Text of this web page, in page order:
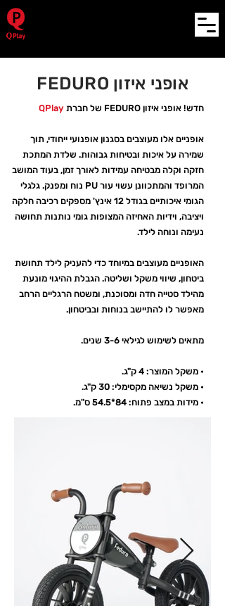
אופני איזון FEDURO
חדש! אופני איזון FEDURO של חברת QPlay
אופניים אלו מעוצבים בסגנון אופנועי ייחודי, תוך
שמירה על איכות ובטיחות גבוהות. שלדת המתכת
חזקה וקלה מבטיחה עמידות לאורך זמן, בעוד המושב
המרופד והמתכוונן עשוי עור PU נוח ומפנק. גלגלי
הגומי איכותיים בגודל 12 אינץ' מספקים רכיבה חלקה
ויציבה, וידיות האחיזה המצופות גומי נותנות תחושה
נעימה ונוחה לילד.
האופניים מעוצבים במיוחד כדי להעניק לילד תחושת
ביטחון, שיווי משקל ושליטה. הגבלת ההיגוי מונעת
מהילד סטייה חדה ומסוכנת, ומשטח הרגליים הרחב
מאפשר לו להתיישב בנוחות ובביטחון.
מתאים לשימוש לגילאי 3-6 שנים.
• משקל המוצר: 4 ק"ג.
• משקל נשיאה מקסימלי: 30 ק"ג.
• מידות במצב פתוח: 84*54.5 ס"מ.